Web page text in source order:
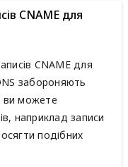
CNAME для
CNAME для
забороняють
ви можете
наприклад записи
подібних